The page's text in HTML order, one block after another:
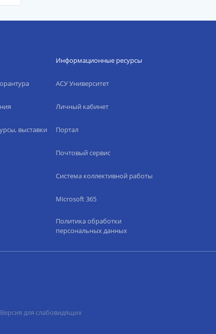
выставки
Информационные ресурсы
АСУ Университет
Личный кабинет
Портал
Почтовый сервис
Система коллективной работы
Microsoft 365
Политика обработки
персональных данных
Версия для слабовидящих